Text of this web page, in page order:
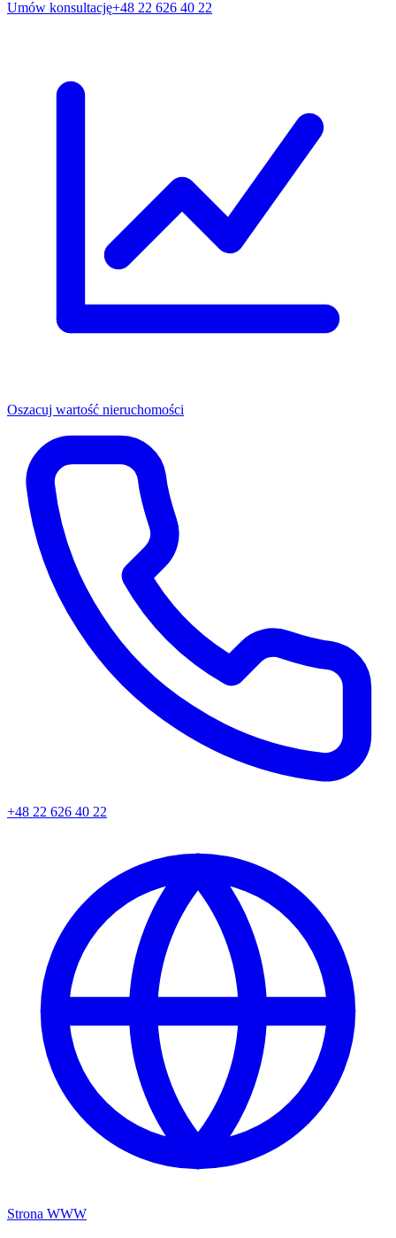
Umów konsultację+48 22 626 40 22
Oszacuj wartość nieruchomości
+48 22 626 40 22
Strona WWW